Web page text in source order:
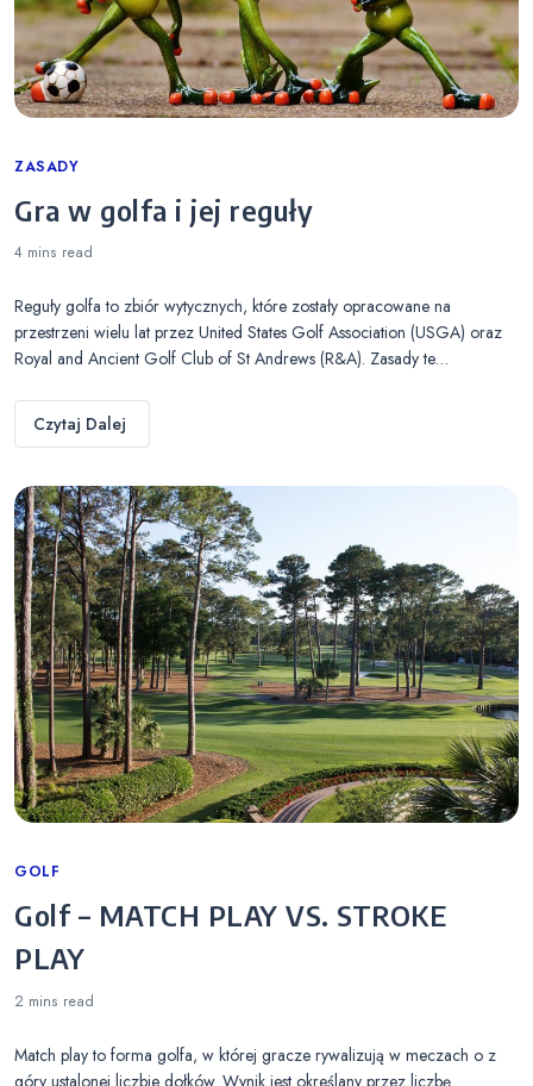
Categories
ZASADY
Gra w golfa i jej reguły
4 mins read
Reguły golfa to zbiór wytycznych, które zostały opracowane na
przestrzeni wielu lat przez United States Golf Association (USGA) oraz
Royal and Ancient Golf Club of St Andrews (R&A). Zasady te…
Czytaj Dalej
Categories
GOLF
Golf – MATCH PLAY VS. STROKE
PLAY
2 mins read
Match play to forma golfa, w której gracze rywalizują w meczach o z
góry ustalonej liczbie dołków. Wynik jest określany przez liczbę